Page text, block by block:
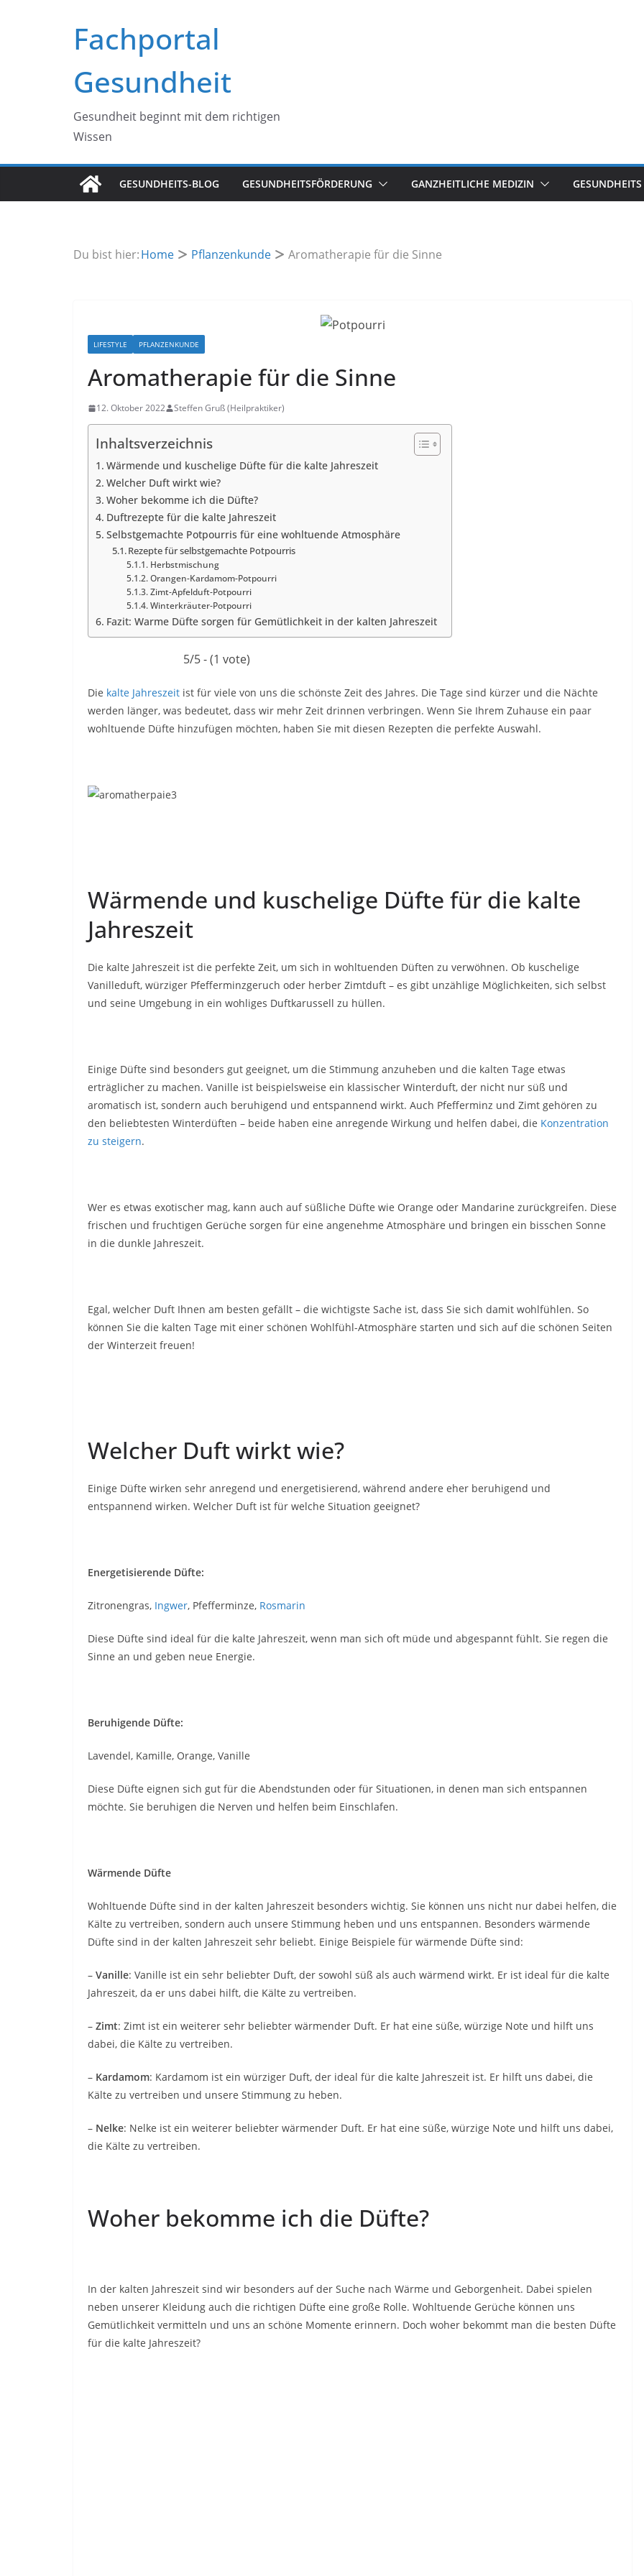
Fachportal
Gesundheit
Gesundheit beginnt mit dem richtigen
Wissen
GESUNDHEITS-BLOG GESUNDHEITSFÖRDERUNG GANZHEITLICHE MEDIZIN
Du bist hier:Home Pflanzenkunde Aromatherapie für die Sinne
LIFESTYLE PFLANZENKUNDE
Aromatherapie für die Sinne
12. Oktober 2022 Steffen Gruß (Heilpraktiker)
Inhaltsverzeichnis
Wärmende und kuschelige Düfte für die kalte Jahreszeit
Welcher Duft wirkt wie?
Woher bekomme ich die Düfte?
Duftrezepte für die kalte Jahreszeit
Selbstgemachte Potpourris für eine wohltuende Atmosphäre
Rezepte für selbstgemachte Potpourris
Herbstmischung
Orangen-Kardamom-Potpourri
Zimt-Apfelduft-Potpourri
Winterkräuter-Potpourri
Fazit: Warme Düfte sorgen für Gemütlichkeit in der kalten Jahreszeit
5/5 - (1 vote)
Die kalte Jahreszeit ist für viele von uns die schönste Zeit des Jahres. Die Tage sind kürzer und die Nächte
werden länger, was bedeutet, dass wir mehr Zeit drinnen verbringen. Wenn Sie Ihrem Zuhause ein paar
wohltuende Düfte hinzufügen möchten, haben Sie mit diesen Rezepten die perfekte Auswahl.
Wärmende und kuschelige Düfte für die kalte
Jahreszeit
Die kalte Jahreszeit ist die perfekte Zeit, um sich in wohltuenden Düften zu verwöhnen. Ob kuschelige
Vanilleduft, würziger Pfefferminzgeruch oder herber Zimtduft – es gibt unzählige Möglichkeiten, sich selbst
und seine Umgebung in ein wohliges Duftkarussell zu hüllen.
Einige Düfte sind besonders gut geeignet, um die Stimmung anzuheben und die kalten Tage etwas
erträglicher zu machen. Vanille ist beispielsweise ein klassischer Winterduft, der nicht nur süß und
aromatisch ist, sondern auch beruhigend und entspannend wirkt. Auch Pfefferminz und Zimt gehören zu
den beliebtesten Winterdüften – beide haben eine anregende Wirkung und helfen dabei, die Konzentration
zu steigern.
Wer es etwas exotischer mag, kann auch auf süßliche Düfte wie Orange oder Mandarine zurückgreifen. Diese
frischen und fruchtigen Gerüche sorgen für eine angenehme Atmosphäre und bringen ein bisschen Sonne
in die dunkle Jahreszeit.
Egal, welcher Duft Ihnen am besten gefällt – die wichtigste Sache ist, dass Sie sich damit wohlfühlen. So
können Sie die kalten Tage mit einer schönen Wohlfühl-Atmosphäre starten und sich auf die schönen Seiten
der Winterzeit freuen!
Welcher Duft wirkt wie?
Einige Düfte wirken sehr anregend und energetisierend, während andere eher beruhigend und
entspannend wirken. Welcher Duft ist für welche Situation geeignet?
Energetisierende Düfte:
Zitronengras, Ingwer, Pfefferminze, Rosmarin
Diese Düfte sind ideal für die kalte Jahreszeit, wenn man sich oft müde und abgespannt fühlt. Sie regen die
Sinne an und geben neue Energie.
Beruhigende Düfte:
Lavendel, Kamille, Orange, Vanille
Diese Düfte eignen sich gut für die Abendstunden oder für Situationen, in denen man sich entspannen
möchte. Sie beruhigen die Nerven und helfen beim Einschlafen.
Wärmende Düfte
Wohltuende Düfte sind in der kalten Jahreszeit besonders wichtig. Sie können uns nicht nur dabei helfen, die
Kälte zu vertreiben, sondern auch unsere Stimmung heben und uns entspannen. Besonders wärmende
Düfte sind in der kalten Jahreszeit sehr beliebt. Einige Beispiele für wärmende Düfte sind:
– Vanille: Vanille ist ein sehr beliebter Duft, der sowohl süß als auch wärmend wirkt. Er ist ideal für die kalte
Jahreszeit, da er uns dabei hilft, die Kälte zu vertreiben.
– Zimt: Zimt ist ein weiterer sehr beliebter wärmender Duft. Er hat eine süße, würzige Note und hilft uns
dabei, die Kälte zu vertreiben.
– Kardamom: Kardamom ist ein würziger Duft, der ideal für die kalte Jahreszeit ist. Er hilft uns dabei, die
Kälte zu vertreiben und unsere Stimmung zu heben.
– Nelke: Nelke ist ein weiterer beliebter wärmender Duft. Er hat eine süße, würzige Note und hilft uns dabei,
die Kälte zu vertreiben.
Woher bekomme ich die Düfte?
In der kalten Jahreszeit sind wir besonders auf der Suche nach Wärme und Geborgenheit. Dabei spielen
neben unserer Kleidung auch die richtigen Düfte eine große Rolle. Wohltuende Gerüche können uns
Gemütlichkeit vermitteln und uns an schöne Momente erinnern. Doch woher bekommt man die besten Düfte
für die kalte Jahreszeit?